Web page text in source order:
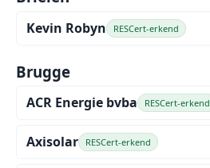
Kevin Robyn RESCert-erkend
Brugge
ACR Energie bvba RESCert-erkend
Axisolar RESCert-erkend